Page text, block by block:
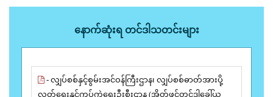
နောက်ဆုံးရ တင်ဒါသတင်းများ
- လျှပ်စစ်နှင့်စွမ်းအင်ဝန်ကြီးဌာန၊ လျှပ်စစ်ဓာတ်အားပို့
လွှတ်ရေးနှင့်ကွပ်ကဲရေးဦးစီးဌာန (အိတ်ဖွင့်တင်ဒါခေါ်ယူ